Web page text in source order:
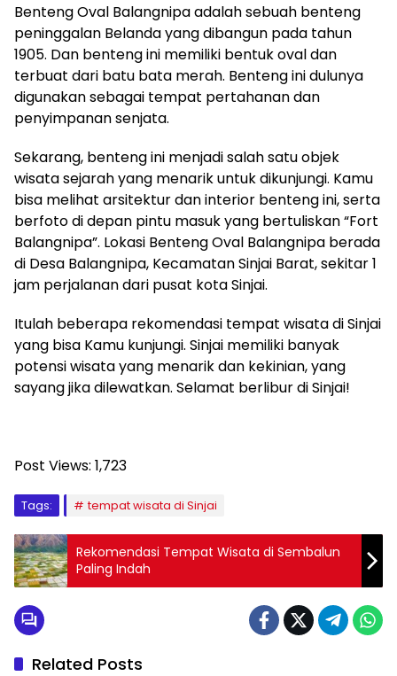
Benteng Oval Balangnipa adalah sebuah benteng
peninggalan Belanda yang dibangun pada tahun
1905. Dan benteng ini memiliki bentuk oval dan
terbuat dari batu bata merah. Benteng ini dulunya
digunakan sebagai tempat pertahanan dan
penyimpanan senjata.
Sekarang, benteng ini menjadi salah satu objek
wisata sejarah yang menarik untuk dikunjungi. Kamu
bisa melihat arsitektur dan interior benteng ini, serta
berfoto di depan pintu masuk yang bertuliskan “Fort
Balangnipa”. Lokasi Benteng Oval Balangnipa berada
di Desa Balangnipa, Kecamatan Sinjai Barat, sekitar 1
jam perjalanan dari pusat kota Sinjai.
Itulah beberapa rekomendasi tempat wisata di Sinjai
yang bisa Kamu kunjungi. Sinjai memiliki banyak
potensi wisata yang menarik dan kekinian, yang
sayang jika dilewatkan. Selamat berlibur di Sinjai!
Post Views: 1,723
Tags: tempat wisata di Sinjai
Rekomendasi Tempat Wisata di Sembalun
Paling Indah
Related Posts